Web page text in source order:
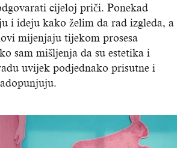
cijeloj priči. Ponekad
i ideju kako želim da rad izgleda, a
mijenjaju tijekom prosesa
sam mišljenja da su estetika i
uvijek podjednako prisutne i